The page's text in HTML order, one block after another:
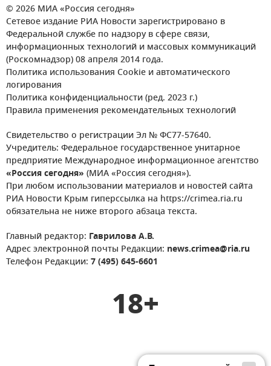
© 2026 МИА «Россия сегодня»
Сетевое издание РИА Новости зарегистрировано в
Федеральной службе по надзору в сфере связи,
информационных технологий и массовых коммуникаций
(Роскомнадзор) 08 апреля 2014 года.
Политика использования Cookie и автоматического
логирования
Политика конфиденциальности (ред. 2023 г.)
Правила применения рекомендательных технологий
Свидетельство о регистрации Эл № ФС77-57640.
Учредитель: Федеральное государственное унитарное
предприятие Международное информационное агентство
«Россия сегодня» (МИА «Россия сегодня»).
При любом использовании материалов и новостей сайта
РИА Новости Крым гиперссылка на https://crimea.ria.ru
обязательна не ниже второго абзаца текста.
Главный редактор: Гаврилова А.В.
Адрес электронной почты Редакции: news.crimea@ria.ru
Телефон Редакции: 7 (495) 645-6601
18+